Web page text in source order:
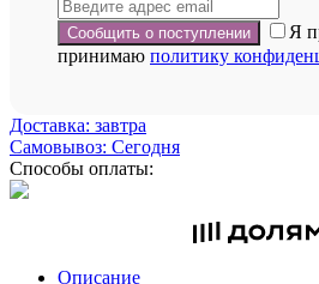
Я
принимаю политику
Доставка: завтра
Самовывоз: Сегодня
Способы оплаты:
Описание